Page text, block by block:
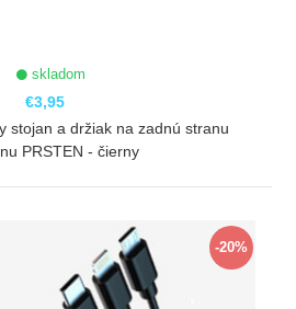
skladom
€3,95
stojan a držiak na zadnú stranu
PRSTEN - čierny
-20%